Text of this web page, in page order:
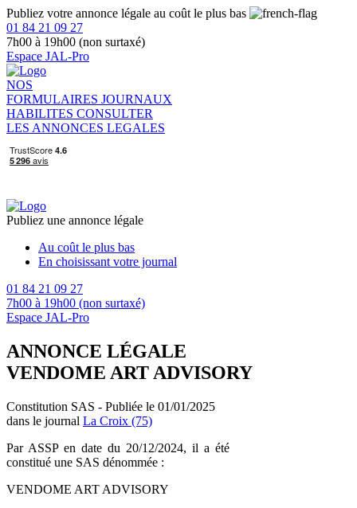
Publiez votre annonce légale au coût le plus bas
01 84 21 09 27
7h00 à 19h00 (non surtaxé)
Espace JAL-Pro
NOS
FORMULAIRES JOURNAUX
HABILITES CONSULTER
LES ANNONCES LEGALES
Publiez une annonce légale
Au coût le plus bas
En choisissant votre journal
01 84 21 09 27
7h00 à 19h00 (non surtaxé)
Espace JAL-Pro
ANNONCE LÉGALE
VENDOME ART ADVISORY
Constitution SAS - Publiée le 01/01/2025
dans le journal La Croix (75)
Par ASSP en date du 20/12/2024, il a été
constitué une SAS dénommée :
VENDOME ART ADVISORY